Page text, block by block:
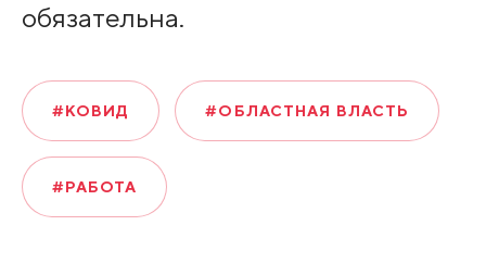
обязательна.
#КОВИД #ОБЛАСТНАЯ ВЛАСТЬ
#РАБОТА